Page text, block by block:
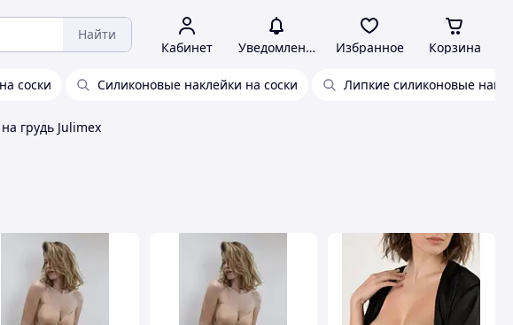
Найти
Кабинет Уведомления Избранное Корзина
соски Силиконовые наклейки на соски Липкие силиконовые
грудь Julimex